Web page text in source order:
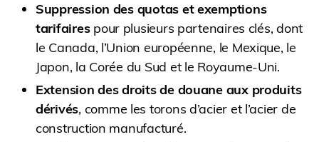
Suppression des quotas et exemptions
tarifairespour plusieurs partenaires clés, dont
le Canada, l’Union européenne, le Mexique, le
Japon, la Corée du Sud et le Royaume-Uni.
Extension des droits de douane aux produits
dérivés, comme les torons d’acier et l’acier de
construction manufacturé.